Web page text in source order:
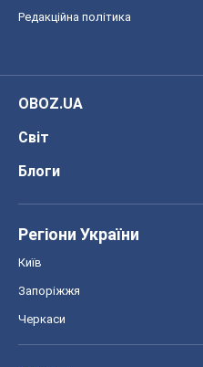
Редакційна політика
OBOZ.UA
Світ
Блоги
Регіони України
Київ
Запоріжжя
Черкаси